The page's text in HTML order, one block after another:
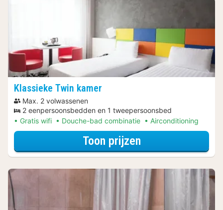
Klassieke Twin kamer
Max. 2 volwassenen
2 eenpersoonsbedden en 1 tweepersoonsbed
Gratis wifi
Douche-bad combinatie Airconditioning
Toon prijzenvoor Klassieke